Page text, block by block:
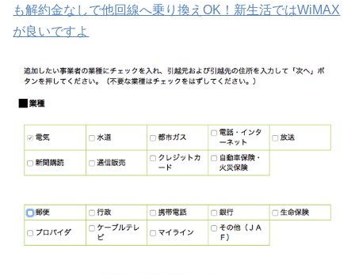
も解約金なしで他回線へ乗り換えOK！新生活ではWiMAX
が良いですよ